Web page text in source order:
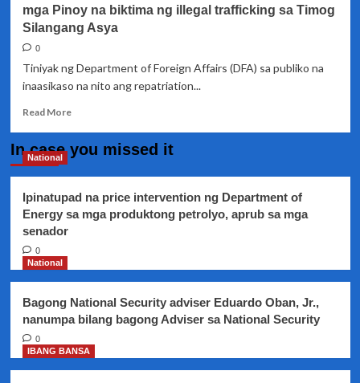
mga Pinoy na biktima ng illegal trafficking sa Timog
Silangang Asya
0
Tiniyak ng Department of Foreign Affairs (DFA) sa publiko na
inaasikaso na nito ang repatriation...
Read MoreRead
DFA
ang
pagpapauwi
na
biktima
illegal
trafficking
In case you missed it
National
Ipinatupad na price intervention ng Department of
Energy sa mga produktong petrolyo, aprub sa mga
senador
0
National
Bagong National Security adviser Eduardo Oban, Jr.,
nanumpa bilang bagong Adviser sa National Security
0
IBANG BANSA